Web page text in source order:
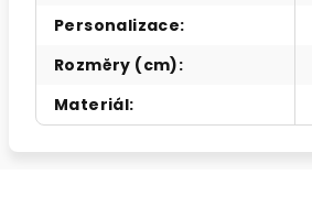
Personalizace:
Rozměry (cm):
Materiál: